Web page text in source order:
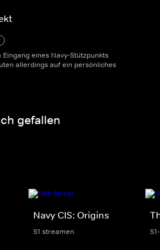
eines Navy-Stützpunkts
allerdings auf ein persönliches
gefallen
Navy CIS: Origins
S1 streamen